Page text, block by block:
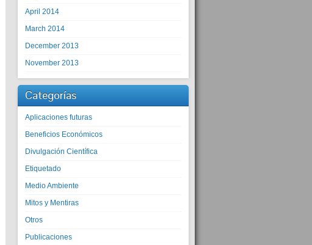
April 2014
March 2014
December 2013
November 2013
Categorías
Aplicaciones futuras
Beneficios Económicos
Divulgación Científica
Etiquetado
Medio Ambiente
Mitos y Mentiras
Otros
Publicaciones